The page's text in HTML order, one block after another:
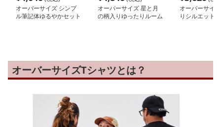
オーバーサイズ シンプ
ル筆記体ゆるやかセット
オーバーサイズ 星と月
の柄入りゆったりルーム
オーバーサイ
りシルエット
オーバーサイズTシャツとは？